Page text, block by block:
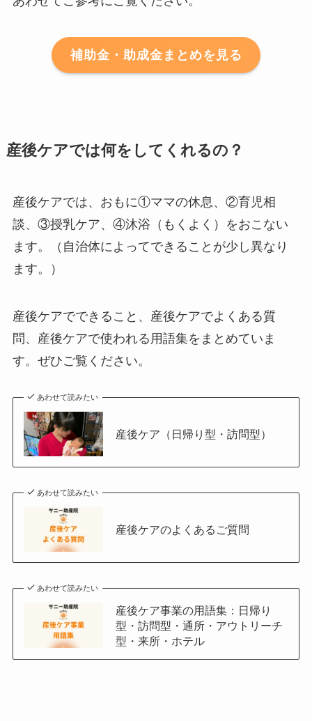
補助金・助成金まとめを見る
産後ケアでは何をしてくれるの？
産後ケアでは、おもに①ママの休息、②育児相
談、③授乳ケア、④沐浴（もくよく）をおこない
ます。（自治体によってできることが少し異なり
ます。）
産後ケアでできること、産後ケアでよくある質
問、産後ケアで使われる用語集をまとめていま
す。ぜひご覧ください。
あわせて読みたい
産後ケア（日帰り型・訪問型）
あわせて読みたい
産後ケアのよくあるご質問
あわせて読みたい
産後ケア事業の用語集：日帰り
型・訪問型・通所・アウトリーチ
型・来所・ホテル